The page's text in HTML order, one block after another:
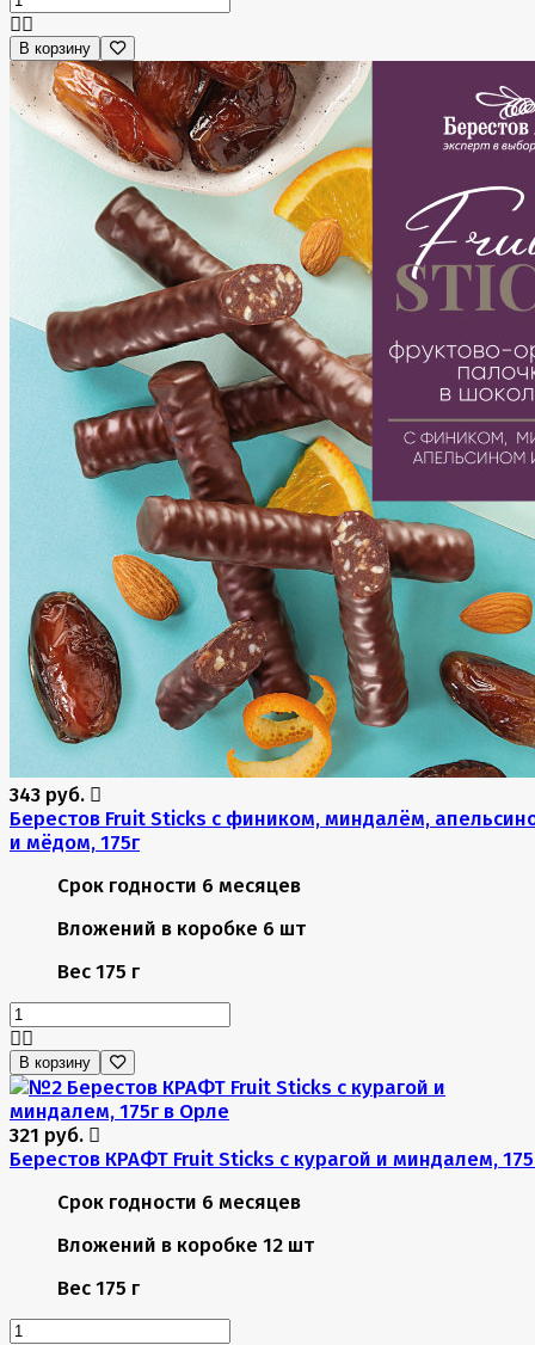
В корзину
343 руб.
Берестов Fruit Stiсks с фиником, миндалём,
и мёдом, 175г
Срок годности 6 месяцев
Вложений в коробке 6 шт
Вес 175 г
В корзину
321 руб.
Берестов КРАФТ Fruit Stiсks с курагой и миндалем,
Срок годности 6 месяцев
Вложений в коробке 12 шт
Вес 175 г